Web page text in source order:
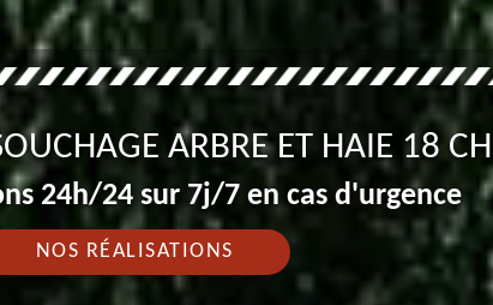
ARBRE ET HAIE 18
24h/24 sur 7j/7 en cas d'urgence
NOS RÉALISATIONS